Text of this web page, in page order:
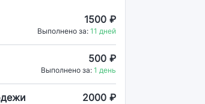
1500 ₽
Выполнено за: 11 дней
500 ₽
Выполнено за: 1 день
2000 ₽